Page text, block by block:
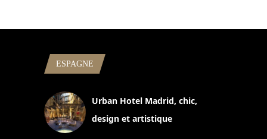
ESPAGNE
Urban Hotel Madrid, chic,
design et artistique